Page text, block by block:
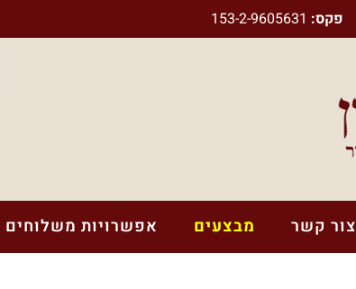
פקס: 153-2-9605631
צור קשר מבצעים אפשרויות משלוחים